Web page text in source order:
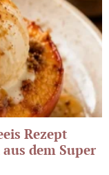
Rezept
dem Super